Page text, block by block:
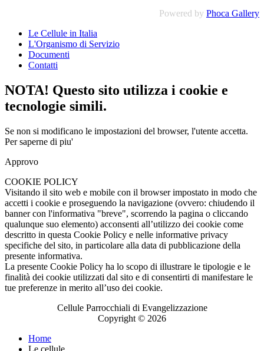
Powered by Phoca Gallery
Le Cellule in Italia
L'Organismo di Servizio
Documenti
Contatti
NOTA! Questo sito utilizza i cookie e
tecnologie simili.
Se non si modificano le impostazioni del browser, l'utente accetta.
Per saperne di piu'
Approvo
COOKIE POLICY
Visitando il sito web e mobile con il browser impostato in modo che
accetti i cookie e proseguendo la navigazione (ovvero: chiudendo il
banner con l'informativa "breve", scorrendo la pagina o cliccando
qualunque suo elemento) acconsenti all’utilizzo dei cookie come
descritto in questa Cookie Policy e nelle informative privacy
specifiche del sito, in particolare alla data di pubblicazione della
presente informativa.
La presente Cookie Policy ha lo scopo di illustrare le tipologie e le
finalità dei cookie utilizzati dal sito e di consentirti di manifestare le
tue preferenze in merito all’uso dei cookie.
Cellule Parrocchiali di Evangelizzazione
Copyright © 2026
Home
Le cellule